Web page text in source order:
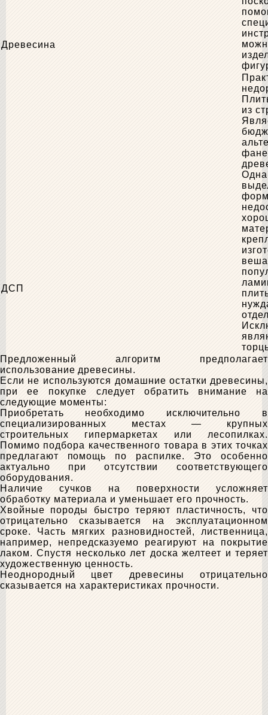
Древесина
ДСП
из
Предложенный алгоритм предполагает
использование древесины.
Если не используются домашние остатки древесины,
при ее покупке следует обратить внимание на
следующие моменты:
Приобретать необходимо исключительно в
специализированных местах — крупных
строительных гипермаркетах или лесопилках.
Помимо подбора качественного товара в этих точках
предлагают помощь по распилке. Это особенно
актуально при отсутствии соответствующего
оборудования.
Наличие сучков на поверхности усложняет
обработку материала и уменьшает его прочность.
Хвойные породы быстро теряют пластичность, что
отрицательно сказывается на эксплуатационном
сроке. Часть мягких разновидностей, лиственница,
например, непредсказуемо реагируют на покрытие
лаком. Спустя несколько лет доска желтеет и теряет
художественную ценность.
Неоднородный цвет древесины отрицательно
сказывается на характеристиках прочности.